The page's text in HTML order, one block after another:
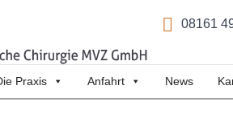
08161
Praxis Anfahrt News